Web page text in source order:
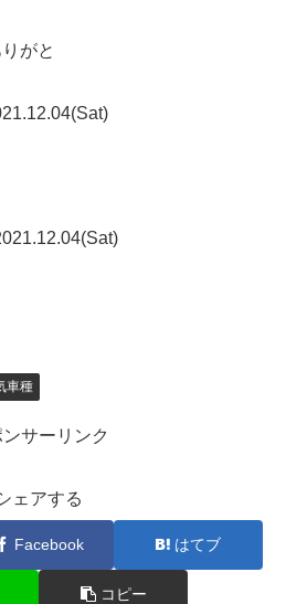
がと
車種
ンサーリンク
ェアする
Facebook はてブ
コピー